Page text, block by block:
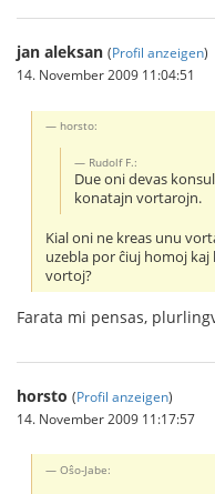
jan aleksan (Profil anzeigen)
14. November 2009 11:04:51
horsto:
Rudolf F.:
Due oni devas
konatajn vortarojn.
Kial oni ne kreas unu
uzebla por ĉiuj homoj
vortoj?
Farata mi pensas,
horsto (Profil anzeigen)
14. November 2009 11:17:57
Oŝo-Jabe: